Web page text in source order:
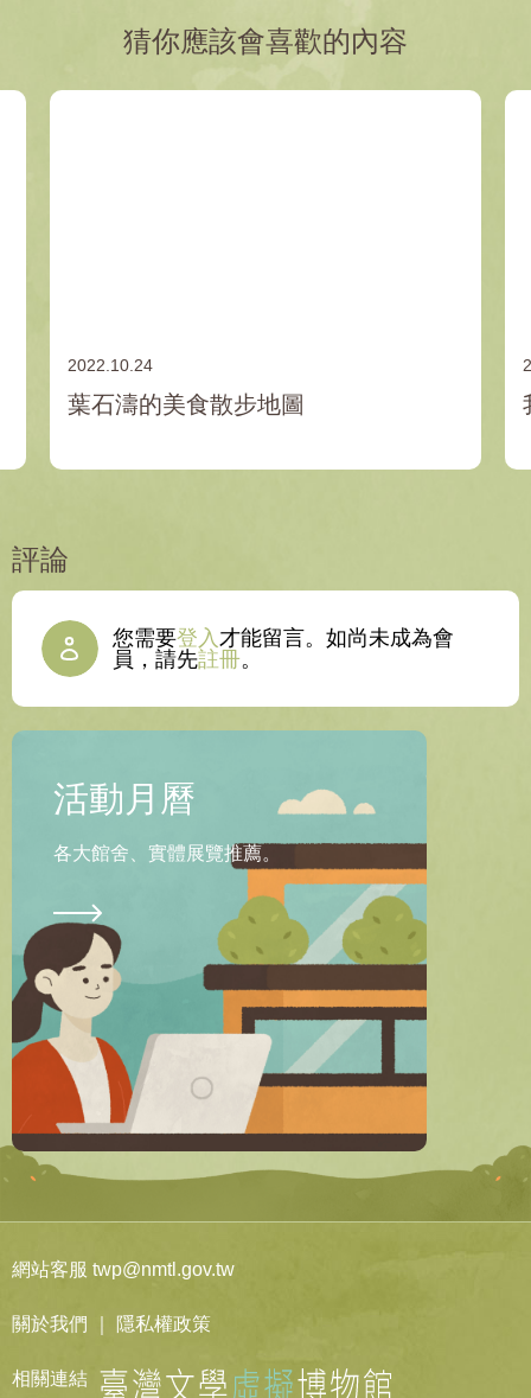
猜你應該會喜歡的內容
2022.10.24
葉石濤的美食散步地圖
評論
您需要登入才能留言。如尚未成為會
員，請先註冊。
活動月曆
各大館舍、實體展覽推薦。
網站客服 twp@nmtl.gov.tw
關於我們 隱私權政策
相關連結